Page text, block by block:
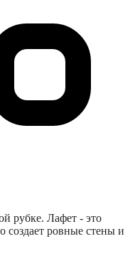
рубке. Лафет - это
создает ровные стены и